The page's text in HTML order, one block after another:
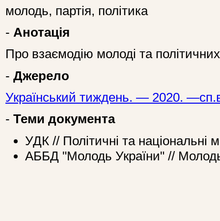
молодь, партія, політика
- Анотація
Про взаємодію молоді та політичних
- Джерело
Український тиждень. — 2020.
- Теми документа
УДК // Політичні та національні
АББД "Молодь України" // Молодь